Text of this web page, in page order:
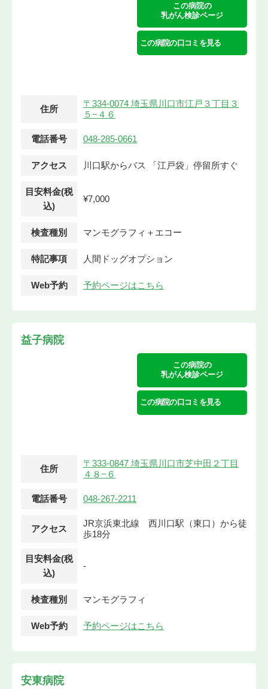
この病院の
乳がん検診ページ
この病院の口コミを見る
住所
〒334-0074 埼玉県川口市江戸３丁目３
５−４６
電話番号 048-285-0661
アクセス 川口駅からバス 「江戸袋」停留所すぐ
目安料金(税
込)
¥7,000
検査種別 マンモグラフィ＋エコー
特記事項 人間ドッグオプション
Web予約 予約ページはこちら
益子病院
この病院の
乳がん検診ページ
この病院の口コミを見る
住所
〒333-0847 埼玉県川口市芝中田２丁目
４８−６
電話番号 048-267-2211
アクセス
JR京浜東北線 西川口駅（東口）から徒
歩18分
目安料金(税
込)
-
検査種別 マンモグラフィ
Web予約 予約ページはこちら
安東病院